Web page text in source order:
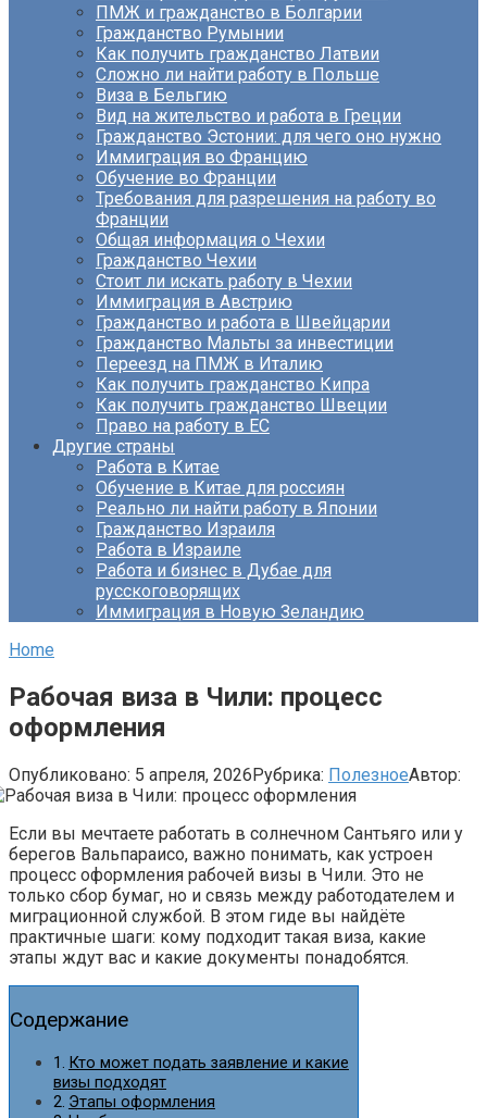
ПМЖ и гражданство в Болгарии
Гражданство Румынии
Как получить гражданство Латвии
Сложно ли найти работу в Польше
Виза в Бельгию
Вид на жительство и работа в Греции
Гражданство Эстонии: для чего оно нужно
Иммиграция во Францию
Обучение во Франции
Требования для разрешения на работу во
Франции
Общая информация о Чехии
Гражданство Чехии
Стоит ли искать работу в Чехии
Иммиграция в Австрию
Гражданство и работа в Швейцарии
Гражданство Мальты за инвестиции
Переезд на ПМЖ в Италию
Как получить гражданство Кипра
Как получить гражданство Швеции
Право на работу в ЕС
Другие страны
Работа в Китае
Обучение в Китае для россиян
Реально ли найти работу в Японии
Гражданство Израиля
Работа в Израиле
Работа и бизнес в Дубае для
русскоговорящих
Иммиграция в Новую Зеландию
Home
Рабочая виза в Чили: процесс
оформления
Опубликовано: 5 апреля, 2026Рубрика: ПолезноеАвтор:
Если вы мечтаете работать в солнечном Сантьяго или у
берегов Вальпараисо, важно понимать, как устроен
процесс оформления рабочей визы в Чили. Это не
только сбор бумаг, но и связь между работодателем и
миграционной службой. В этом гидe вы найдёте
практичные шаги: кому подходит такая виза, какие
этапы ждут вас и какие документы понадобятся.
Содержание
Кто может подать заявление и какие
визы подходят
Этапы оформления